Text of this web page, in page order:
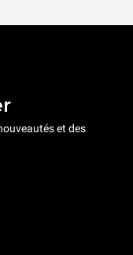
et des